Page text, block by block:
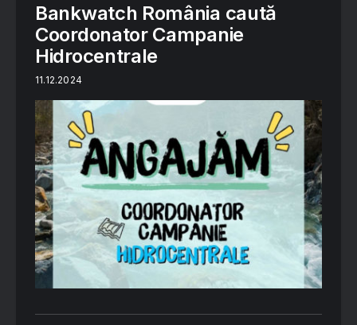
Bankwatch România caută
Coordonator Campanie
Hidrocentrale
11.12.2024